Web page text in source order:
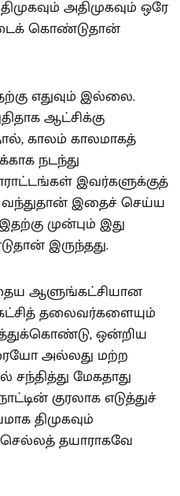
அதிமுகவும் ஒரே
கொண்டுதான்
எதுவும் இல்லை.
ஆட்சிக்கு
காலம் காலமாகத்
நடந்து
இவர்களுக்குத்
இதைச் செய்ய
முன்பும் இது
இருந்தது.
ஆளுங்கட்சியான
தலைவர்களையும்
ஒன்றிய
அல்லது மற்ற
மேகதாது
குரலாக எடுத்துச்
திமுகவும்
தயாராகவே